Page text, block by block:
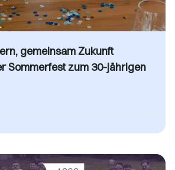
gemeinsam Zukunft
Sommerfest zum 30-jährigen